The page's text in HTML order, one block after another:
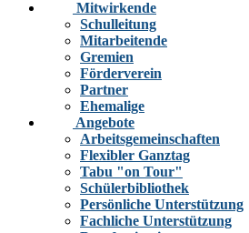
Mitwirkende
Schulleitung
Mitarbeitende
Gremien
Förderverein
Partner
Ehemalige
Angebote
Arbeitsgemeinschaften
Flexibler Ganztag
Tabu "on Tour"
Schülerbibliothek
Persönliche Unterstützung
Fachliche Unterstützung